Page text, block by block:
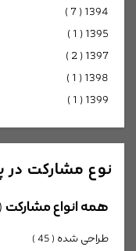
1394
(
7
)
1395
(
1
)
1397
(
2
)
1398
(
1
)
1399
(
1
)
نوع مشارکت در
همه انواع مشارکت (
طراحی شده (
45
)